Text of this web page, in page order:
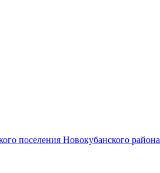
поселения Новокубанского района